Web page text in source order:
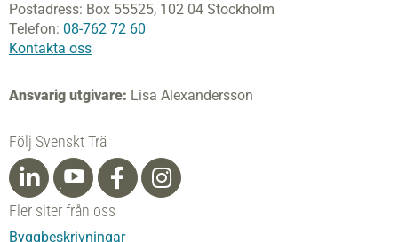
Postadress: Box 55525, 102 04 Stockholm
Telefon: 08-762 72 60
Kontakta oss
Ansvarig utgivare: Lisa Alexandersson
Följ Svenskt Trä
Fler siter från oss
Byggbeskrivningar